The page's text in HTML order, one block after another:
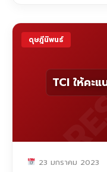
ดุษฎีนิพนธ์
TCI ให้คะแ
23 มกราคม 2023